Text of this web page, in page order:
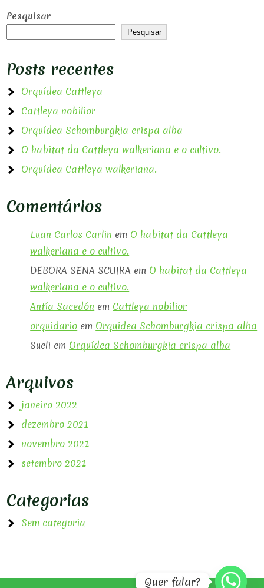
Pesquisar
Pesquisar
Posts recentes
Orquídea Cattleya
Cattleya nobilior
Orquídea Schomburgkia crispa alba
O habitat da Cattleya walkeriana e o cultivo.
Orquídea Cattleya walkeriana.
Comentários
Luan Carlos Carlin em O habitat da Cattleya
walkeriana e o cultivo.
DEBORA SENA SCUIRA em O habitat da Cattleya
walkeriana e o cultivo.
Antía Sacedón em Cattleya nobilior
orquidario em Orquídea Schomburgkia crispa alba
Sueli em Orquídea Schomburgkia crispa alba
Arquivos
janeiro 2022
dezembro 2021
novembro 2021
setembro 2021
Categorias
Sem categoria
Quer falar?